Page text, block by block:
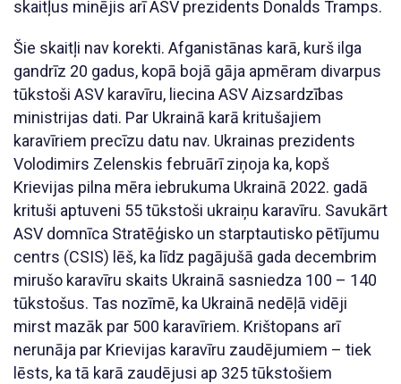
skaitļus minējis arī ASV prezidents Donalds Tramps.
Šie skaitļi nav korekti. Afganistānas karā, kurš ilga
gandrīz 20 gadus, kopā bojā gāja apmēram divarpus
tūkstoši ASV karavīru, liecina ASV Aizsardzības
ministrijas dati. Par Ukrainā karā kritušajiem
karavīriem precīzu datu nav. Ukrainas prezidents
Volodimirs Zelenskis februārī ziņoja ka, kopš
Krievijas pilna mēra iebrukuma Ukrainā 2022. gadā
krituši aptuveni 55 tūkstoši ukraiņu karavīru. Savukārt
ASV domnīca Stratēģisko un starptautisko pētījumu
centrs (CSIS) lēš, ka līdz pagājušā gada decembrim
mirušo karavīru skaits Ukrainā sasniedza 100 – 140
tūkstošus. Tas nozīmē, ka Ukrainā nedēļā vidēji
mirst mazāk par 500 karavīriem. Krištopans arī
nerunāja par Krievijas karavīru zaudējumiem – tiek
lēsts, ka tā karā zaudējusi ap 325 tūkstošiem